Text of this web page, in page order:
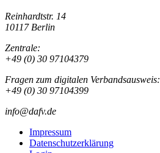
Reinhardtstr. 14
10117 Berlin
Zentrale:
+49 (0) 30 97104379
Fragen zum digitalen Verbandsausweis:
+49 (0) 30 97104399
info@dafv.de
Impressum
Datenschutzerklärung